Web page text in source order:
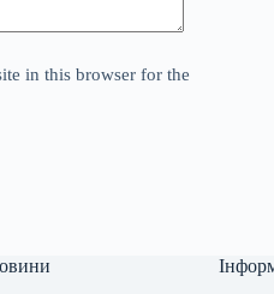
in this browser for the